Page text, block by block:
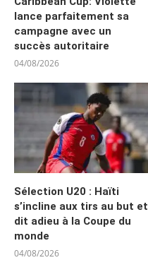
lance parfaitement sa
campagne avec un
succès autoritaire
04/08/2026
Sélection U20 : Haïti
s’incline aux tirs au but et
dit adieu à la Coupe du
monde
04/08/2026